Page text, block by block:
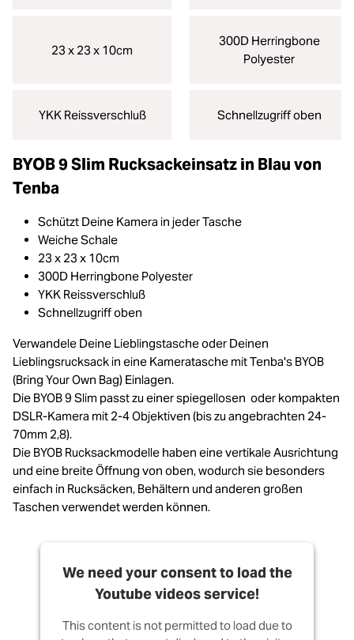
23 x 23 x 10cm
300D Herringbone
Polyester
YKK Reissverschluß Schnellzugriff oben
BYOB 9 Slim Rucksackeinsatz in Blau von
Tenba
Schützt Deine Kamera in jeder Tasche
Weiche Schale
23 x 23 x 10cm
300D Herringbone Polyester
YKK Reissverschluß
Schnellzugriff oben
Verwandele Deine Lieblingstasche oder Deinen
Lieblingsrucksack in eine Kameratasche mit Tenba's BYOB
(Bring Your Own Bag) Einlagen.
Die BYOB 9 Slim passt zu einer spiegellosen oder kompakten
DSLR-Kamera mit 2-4 Objektiven (bis zu angebrachten 24-
70mm 2,8).
Die BYOB Rucksackmodelle haben eine vertikale Ausrichtung
und eine breite Öffnung von oben, wodurch sie besonders
einfach in Rucksäcken, Behältern und anderen großen
Taschen verwendet werden können.
We need your consent to load the
Youtube videos service!
This content is not permitted to load due to